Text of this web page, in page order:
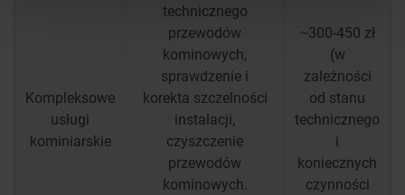
Kompleksowe
usługi
kominiarskie
technicznego
przewodów
kominowych,
sprawdzenie i
korekta szczelności
instalacji,
czyszczenie
przewodów
kominowych.
~300-450 zł
(w
zależności
od stanu
technicznego
i
koniecznych
czynności